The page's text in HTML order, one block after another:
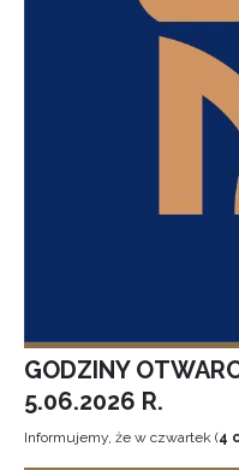
GODZINY
5.06.2026 R.
Informujemy, że w czwartek (4